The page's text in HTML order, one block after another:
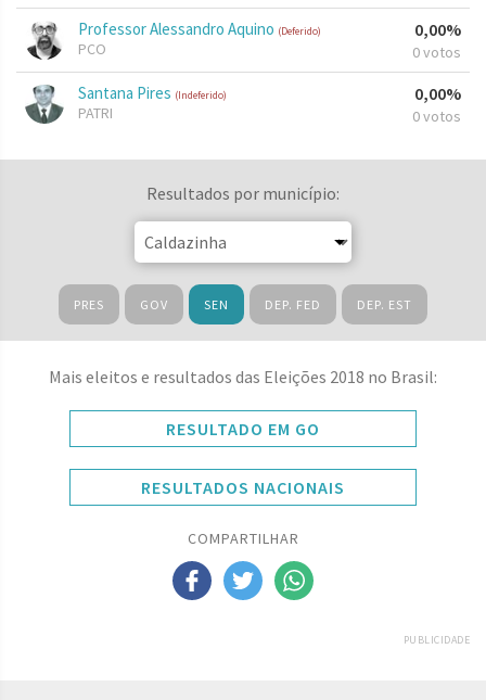
Professor Alessandro Aquino (Deferido)
PCO
0,00%
0 votos
Santana Pires (Indeferido)
PATRI
0,00%
0 votos
Resultados por município:
PRES GOV SEN DEP. FED DEP. EST
Mais eleitos e resultados das Eleições 2018 no Brasil:
RESULTADO EM GO
RESULTADOS NACIONAIS
COMPARTILHAR
PUBLICIDADE